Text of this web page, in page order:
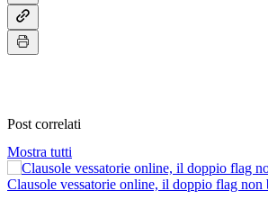
Post correlati
Mostra tutti
Clausole vessatorie online, il doppio flag non